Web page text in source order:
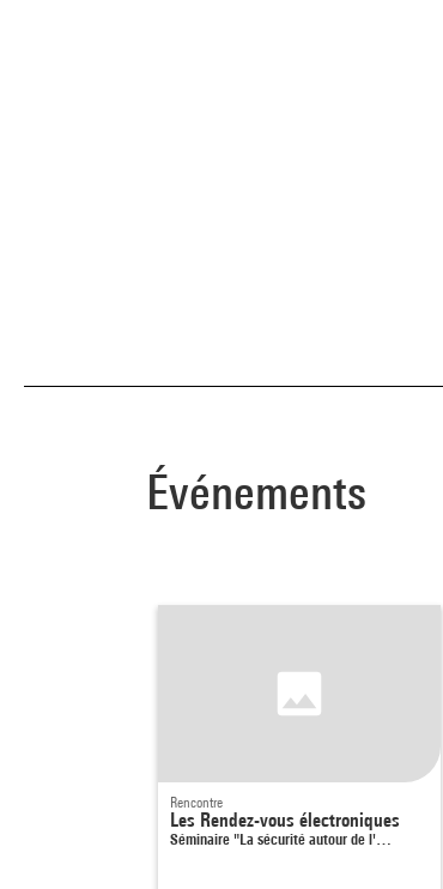
Événements
Rencontre
Les Rendez-vous électroniques
Séminaire "La sécurité autour de l'…